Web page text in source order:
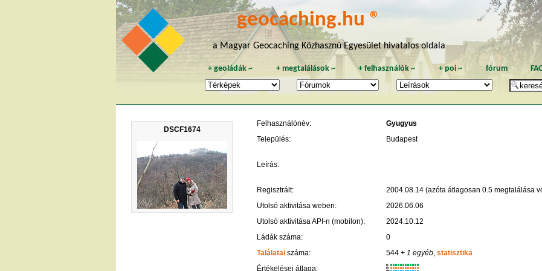
geocaching.hu ®
a Magyar Geocaching Közhasznú Egyesület hivatalos oldala
+geoládák ~ + megtalálások~ +felhasználók ~ +poi~ fórum
DSCF1674
Felhasználónév:
Gyugyus
Település:
Budapest
Leírás:
Regisztrált:
2004.08.14 (azóta átlagosan 0.5 megtalálása
Utolsó aktivitása weben:
2026.06.06
Utolsó aktivitása API-n (mobilon):
2024.10.12
Ládák száma:
0
Találatai száma: 544+ 1 egyéb, statisztika
Értékelései átlaga:
K
R